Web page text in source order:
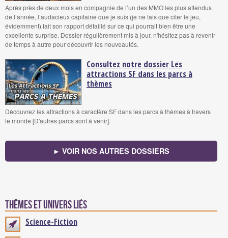
Après près de deux mois en compagnie de l’un des MMO les plus attendus
de l’année, l’audacieux capitaine que je suis (je ne fais que citer le jeu,
évidemment) fait son rapport détaillé sur ce qui pourrait bien être une
excellente surprise. Dossier régulièrement mis à jour, n'hésitez pas à revenir
de temps à autre pour découvrir les nouveautés.
Consultez notre dossier Les
attractions SF dans les parcs à
thèmes
Découvrez les attractions à caractère SF dans les parcs à thèmes à travers
le monde [D'autres parcs sont à venir].
► VOIR NOS AUTRES DOSSIERS
Thêmes et univers liés
Science-Fiction